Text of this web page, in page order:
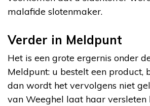
malafide slotenmaker.
Verder in Meldpunt
Het is een grote ergernis onder
Meldpunt: u bestelt een product,
dan wordt het vervolgens niet
van Weeghel laat haar versleten